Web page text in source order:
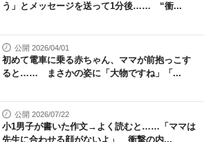
う」とメッセージを送って1分後…… “衝...
公開 2026/04/01
初めて電車に乗る赤ちゃん、ママが前抱っこす
ると…… まさかの姿に「大物ですね」「...
公開 2026/07/22
小1男子が書いた作文→よく読むと……「ママは
先生に合わせる顔がないよ」 衝撃の内...